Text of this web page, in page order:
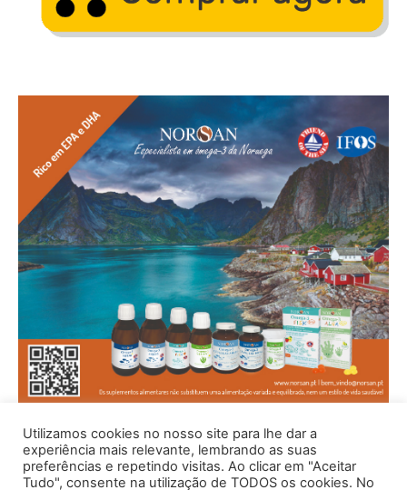
Utilizamos cookies no nosso site para lhe dar a
experiência mais relevante, lembrando as suas
preferências e repetindo visitas. Ao clicar em "Aceitar
Tudo", consente na utilização de TODOS os cookies. No